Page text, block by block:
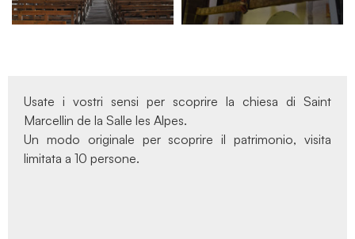
Usate i vostri sensi per scoprire la chiesa di Saint
Marcellin de la Salle les Alpes.
Un modo originale per scoprire il patrimonio, visita
limitata a 10 persone.